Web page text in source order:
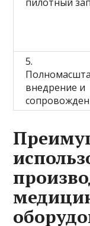
5.
внедрение и